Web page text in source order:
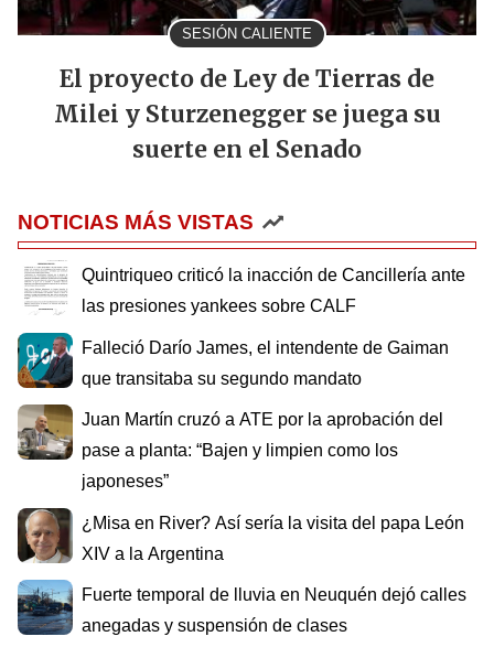
SESIÓN CALIENTE
El proyecto de Ley de Tierras de
Milei y Sturzenegger se juega su
suerte en el Senado
NOTICIAS MÁS VISTAS
Quintriqueo criticó la inacción de Cancillería ante
las presiones yankees sobre CALF
Falleció Darío James, el intendente de Gaiman
que transitaba su segundo mandato
Juan Martín cruzó a ATE por la aprobación del
pase a planta: “Bajen y limpien como los
japoneses”
¿Misa en River? Así sería la visita del papa León
XIV a la Argentina
Fuerte temporal de lluvia en Neuquén dejó calles
anegadas y suspensión de clases